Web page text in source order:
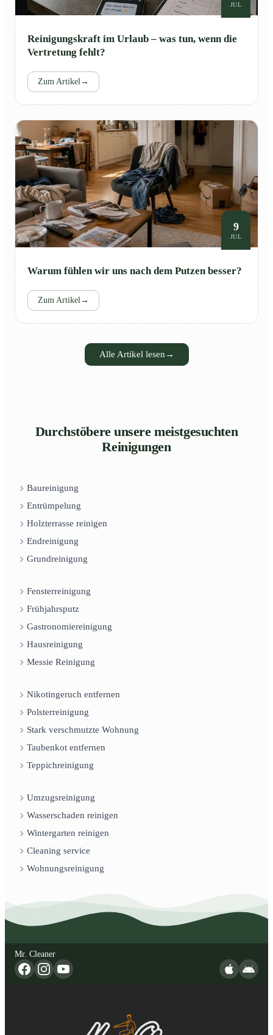
JUL
Reinigungskraft im Urlaub – was tun, wenn die
Vertretung fehlt?
Zum Artikel→
9
JUL
Warum fühlen wir uns nach dem Putzen besser?
Zum Artikel→
Alle Artikel lesen →
Durchstöbere unsere meistgesuchten
Reinigungen
Baureinigung
Entrümpelung
Holzterrasse reinigen
Endreinigung
Grundreinigung
Fensterreinigung
Frühjahrsputz
Gastronomiereinigung
Hausreinigung
Messie Reinigung
Nikotingeruch entfernen
Polsterreinigung
Stark verschmutzte Wohnung
Taubenkot entfernen
Teppichreinigung
Umzugsreinigung
Wasserschaden reinigen
Wintergarten reinigen
Cleaning service
Wohnungsreinigung
Mr. Cleaner